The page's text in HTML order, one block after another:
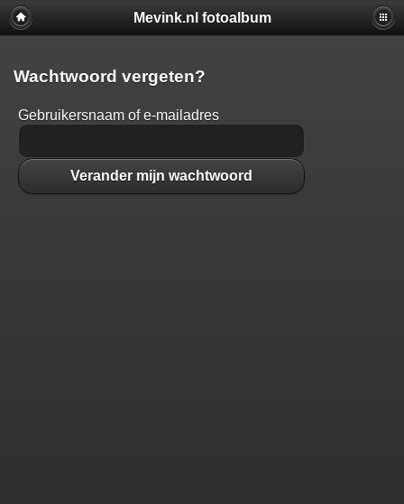
Mevink.nl fotoalbum
Wachtwoord vergeten?
Gebruikersnaam of e-mailadres
Verander mijn wachtwoord